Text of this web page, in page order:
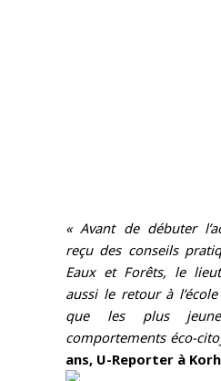
« Avant de débuter
reçu des conseils
Eaux et Forêts, le
aussi le retour à
que les plus
comportements éco-
ans, U-Reporter à